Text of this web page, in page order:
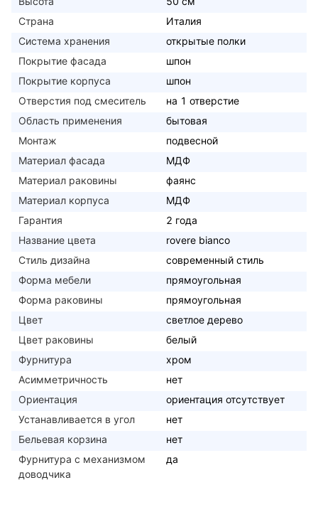
Страна
Италия
Система хранения
открытые полки
Покрытие фасада
шпон
Покрытие корпуса
шпон
Отверстия под смеситель
на 1 отверстие
Область применения
бытовая
Монтаж
подвесной
Материал фасада
МДФ
Материал раковины
фаянс
Материал корпуса
МДФ
Гарантия
2 года
Название цвета
rovere bianco
Стиль дизайна
современный стиль
Форма мебели
прямоугольная
Форма раковины
прямоугольная
Цвет
светлое дерево
Цвет раковины
белый
Фурнитура
хром
Асимметричность
нет
Ориентация
ориентация отсутствует
Устанавливается в угол
нет
Бельевая корзина
нет
Фурнитура с механизмом
доводчика
да